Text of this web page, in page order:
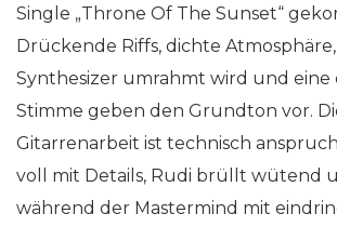
Single „Throne Of The Sunset“
Drückende Riffs, dichte
Synthesizer umrahmt wird und eine
Stimme geben den Grundton vor.
Gitarrenarbeit ist technisch
voll mit Details, Rudi brüllt wütend
während der Mastermind mit